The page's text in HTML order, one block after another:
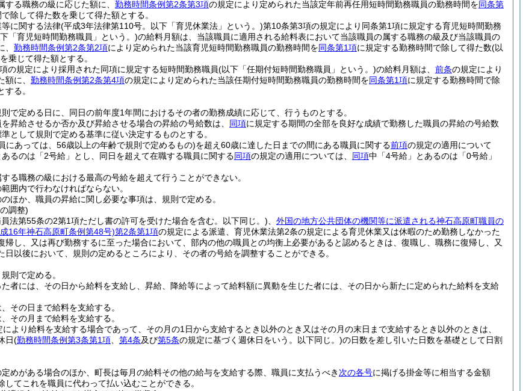
る職務の級に応じた額に、 勤務時間条例第2条第3項の規定により定められた当該定年前再任用短時間勤務職員の勤務時間を同条第
除して得た数を乗じて得た額とする。
に関する法律(平成3年法律第110号。以下「育児休業法」という。)第10条第3項の規定により同条第1項に規定する育児短時間勤務
「育児短時間勤務職員」という。)の給料月額は、当該職員に適用される給料表において当該職員の属する職務の級及び当該職員の
勤務時間条例第2条第2項により定められた当該育児短時間勤務職員の勤務時間を同条第1項に規定する勤務時間で除して得た数(以
を乗じて得た額とする。
の規定により採用された同項に規定する短時間勤務職員(以下「任期付短時間勤務職員」という。)の給料月額は、 前条の規定により
に、 勤務時間条例第2条第4項の規定により定められた当該任期付短時間勤務職員の勤務時間を同条第1項に規定する勤務時間で除
する。
で定める日に、同日の前年度1年間におけるその者の勤務成績に応じて、行うものとする。
昇給させるか否か及び昇給させる場合の昇給の号給数は、 同項に規定する期間の全部を良好な成績で勤務した職員の昇給の号給数
として規則で定める基準に従い決定するものとする。
にあっては、56歳以上の年齢で規則で定めるもの)を超え60歳に達した日までの間にある職員に関する前項の規定の適用について
るのは「2号給」とし、同日を超えて在職する職員に関する同項の規定の適用については、 同項中「4号給」とあるのは「0号給」
る職務の級における最高の号給を超えて行うことができない。
囲内で行わなければならない。
ほか、職員の昇給に関し必要な事項は、規則で定める。
調整)
法第55条の2第1項ただし書の許可を受けた場合を含む。以下同じ。)
外国の地方公共団体の機関等に派遣される神石高原町職員の
16年神石高原町条例第48号)第2条第1項の規定による派遣、育児休業法第2条の規定による育児休業又は休暇のため勤務しなかった
帰し、又は再び勤務するに至った場合において、部内の他の職員との均衡上必要があると認めるときは、復職し、職務に復帰し、又
日以後において、規則の定めるところにより、その者の号給を調整することができる。
則で定める。
者には、その日から給料を支給し、昇給、降給等によって給料額に異動を生じた者には、その日から新たに定められた給料を支給
その日まで給料を支給する。
その月まで給料を支給する。
により給料を支給する場合であって、その月の1日から支給するとき以外のとき又はその月の末日まで支給するとき以外のときは、
日(勤務時間条例第3条第1項 第4条及び第5条の規定に基づく週休日をいう。以下同じ。)の日数を差し引いた日数を基礎として日割
めがある場合のほか、町長は毎月の給料その他の給与を支給する際、職員に支払うべき 次の各号に掲げる掛金等に相当する金額
してこれを職員に代わって払い込むことができる。